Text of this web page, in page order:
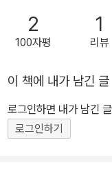
바꾸게 된 1학년 아이
에 들어와 처음으로 짝
통 속에 든 쪽지를 뽑아
‘팥쥐’라고 적혀 있다. ‘
꿍이 된 것. 주연이는 남
기찬이는 샘이랑 짝꿍이
는다. 미술 시간, 자기
2
100자평
1
리뷰
이 책에 내가 남긴 글
로그인하면 내가 남긴
로그인하기